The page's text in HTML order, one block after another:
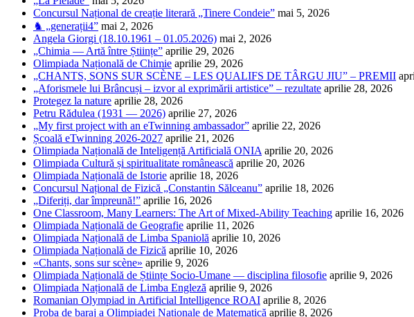
Concursul Național de creație literară „Tinere Condeie” mai 5, 2026
♞ „generații4” mai 2, 2026
Angela Giorgi (18.10.1961 – 01.05.2026) mai 2, 2026
„Chimia — Artă între Științe” aprilie 29, 2026
Olimpiada Națională de Chimie aprilie 29, 2026
„CHANTS, SONS SUR SCÈNE – LES QUALIFS DE TÂRGU JIU” – PREMII
„Aforismele lui Brâncuși – izvor al exprimării artistice” – rezultate aprilie 28, 2026
Protegez la nature aprilie 28, 2026
Petru Rădulea (1931 — 2026) aprilie 27, 2026
„My first project with an eTwinning ambassador” aprilie 22, 2026
Școală eTwinning 2026-2027 aprilie 21, 2026
Olimpiada Națională de Inteligență Artificială ONIA aprilie 20, 2026
Olimpiada Cultură și spiritualitate românească aprilie 20, 2026
Olimpiada Națională de Istorie aprilie 18, 2026
Concursul Național de Fizică „Constantin Sălceanu” aprilie 18, 2026
„Diferiți, dar împreună!” aprilie 16, 2026
One Classroom, Many Learners: The Art of Mixed-Ability Teaching aprilie 16, 2026
Olimpiada Națională de Geografie aprilie 11, 2026
Olimpiada Națională de Limba Spaniolă aprilie 10, 2026
Olimpiada Națională de Fizică aprilie 10, 2026
«Chants, sons sur scène» aprilie 9, 2026
Olimpiada Națională de Științe Socio-Umane — disciplina filosofie aprilie 9, 2026
Olimpiada Națională de Limba Engleză aprilie 9, 2026
Romanian Olympiad in Artificial Intelligence ROAI aprilie 8, 2026
Proba de baraj a Olimpiadei Naționale de Matematică aprilie 8, 2026